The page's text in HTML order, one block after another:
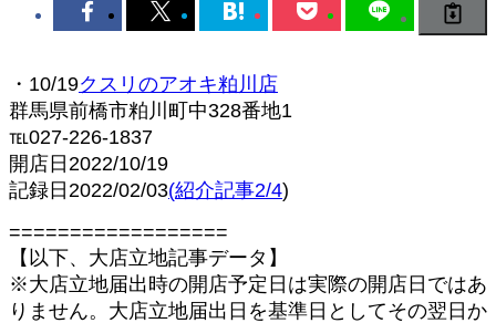
・10/19クスリのアオキ粕川店
群馬県前橋市粕川町中328番地1
℡027-226-1837
開店日2022/10/19
記録日2022/02/03(紹介記事2/4)
==================
【以下、大店立地記事データ】
※大店立地届出時の開店予定日は実際の開店日ではあ
りません。大店立地届出日を基準日としてその翌日か